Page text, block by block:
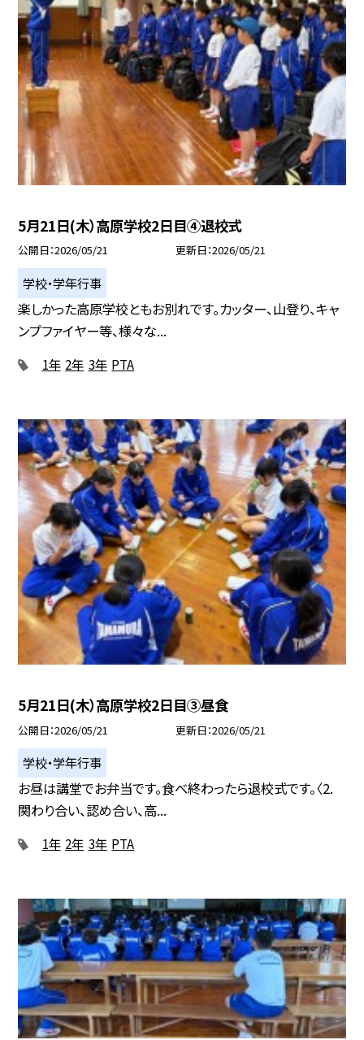
5月21日(木）高原学校2日目④退校式
公開日 2026/05/21 更新日 2026/05/21
学校・学年行事
楽しかった高原学校ともお別れです。カッター、山登り、キャ
ンプファイヤー等、様々な...
1年 2年 3年 PTA
5月21日(木）高原学校2日目③昼食
公開日 2026/05/21 更新日 2026/05/21
学校・学年行事
お昼は講堂でお弁当です。食べ終わったら退校式です。〈2.
関わり合い、認め合い、高...
1年 2年 3年 PTA